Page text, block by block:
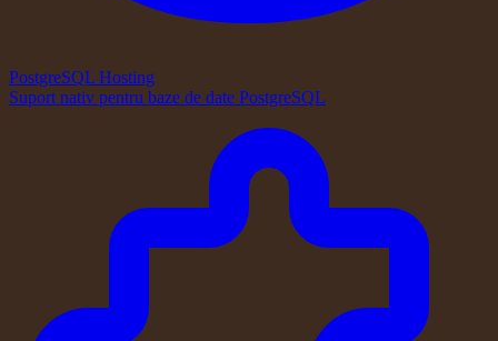
PostgreSQL Hosting
Suport nativ pentru baze de date PostgreSQL